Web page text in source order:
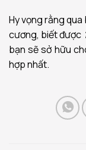
Hy vọng rằng qua
cương, biết được
bạn sẽ sở hữu
hợp nhất.